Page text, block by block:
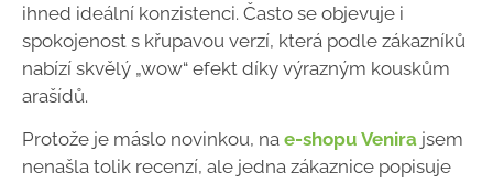
ihned ideální konzistenci. Často se objevuje i
spokojenost s křupavou verzí, která podle zákazníků
nabízí skvělý „wow“ efekt díky výrazným kouskům
arašídů.
Protože je máslo novinkou, na e-shopu Venira jsem
nenašla tolik recenzí, ale jedna zákaznice popisuje